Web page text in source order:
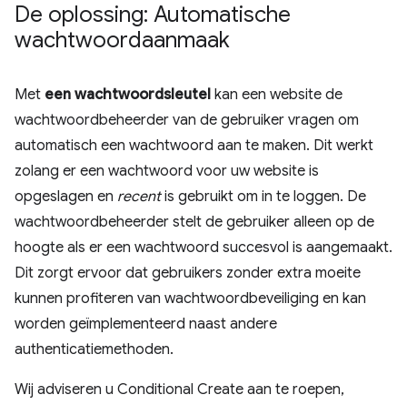
De oplossing: Automatische
wachtwoordaanmaak
Met een wachtwoordsleutel kan een website de
wachtwoordbeheerder van de gebruiker vragen om
automatisch een wachtwoord aan te maken. Dit werkt
zolang er een wachtwoord voor uw website is
opgeslagen en recentis gebruikt om in te loggen. De
wachtwoordbeheerder stelt de gebruiker alleen op de
hoogte als er een wachtwoord succesvol is aangemaakt.
Dit zorgt ervoor dat gebruikers zonder extra moeite
kunnen profiteren van wachtwoordbeveiliging en kan
worden geïmplementeerd naast andere
authenticatiemethoden.
Wij adviseren u Conditional Create aan te roepen,